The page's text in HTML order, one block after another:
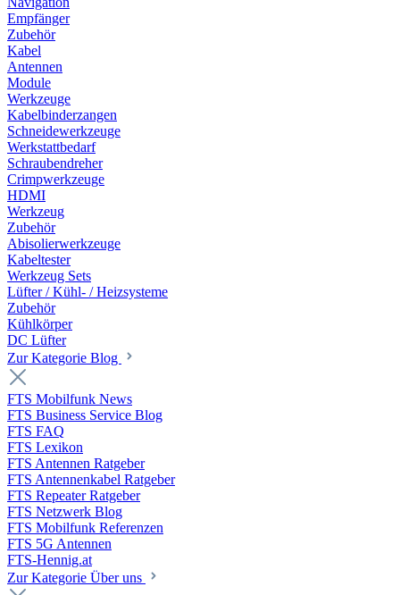
Empfänger
Zubehör
Kabel
Antennen
Module
Werkzeuge
Kabelbinderzangen
Schneidewerkzeuge
Werkstattbedarf
Schraubendreher
Crimpwerkzeuge
HDMI
Werkzeug
Zubehör
Abisolierwerkzeuge
Kabeltester
Werkzeug Sets
Lüfter / Kühl- / Heizsysteme
Zubehör
Kühlkörper
DC Lüfter
Zur Kategorie Blog
FTS Mobilfunk News
FTS Business Service Blog
FTS FAQ
FTS Lexikon
FTS Antennen Ratgeber
FTS Antennenkabel Ratgeber
FTS Repeater Ratgeber
FTS Netzwerk Blog
FTS Mobilfunk Referenzen
FTS 5G Antennen
FTS-Hennig.at
Zur Kategorie Über uns